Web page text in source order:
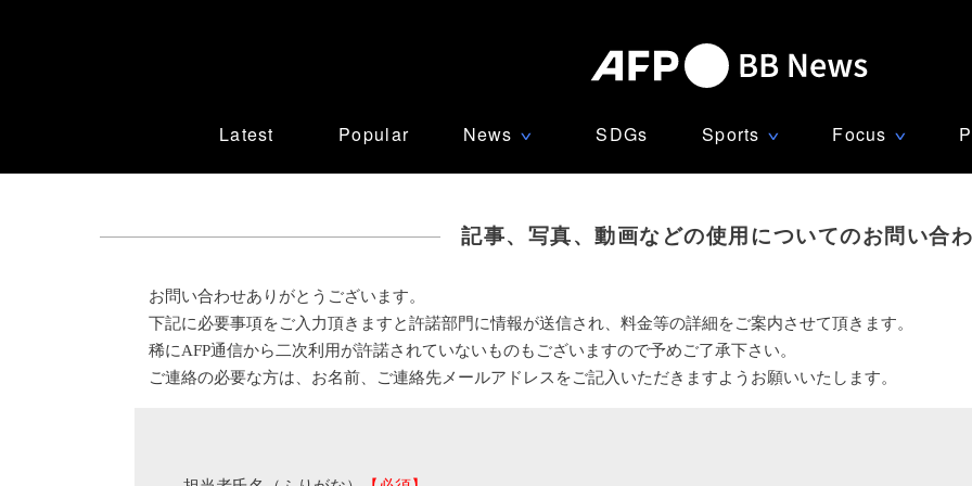
Latest Popular News ∨ SDGs Sports ∨ Focus ∨
記事、写真、動画などの使用についてのお問い合
お問い合わせありがとうございます。
下記に必要事項をご入力頂きますと許諾部門に情報が送信され、料金等の詳細をご案内させて頂きます。
稀にAFP通信から二次利用が許諾されていないものもございますので予めご了承下さい。
ご連絡の必要な方は、お名前、ご連絡先メールアドレスをご記入いただきますようお願いいたします。